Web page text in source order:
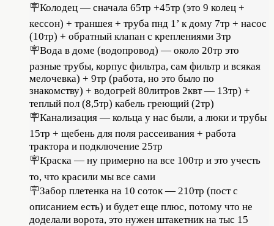
🪧Колодец — сначала 65тр +45тр (это 9 колец +
кессон) + траншея + труба пнд 1’ к дому 7тр + насос
(10тр) + обратный клапан с креплениями 3тр⠀
🪧Вода в доме (водопровод) — около 20тр это
разные трубы, корпус фильтра, сам фильтр и всякая
мелочевка) + 9тр (работа, но это было по
знакомству) + водогрей 80литров 2квт — 13тр) +
теплый пол (8,5тр) кабель греющий (2тр) ⠀
🪧Канализация — кольца у нас были, а люки и трубы
15тр + щебень для поля рассеивания + работа
трактора и подключение 25тр⠀
🪧Краска — ну примерно на все 100тр и это учесть
то, что красили мы все сами⠀
🪧Забор плетенка на 10 соток — 210тр (пост с
описанием есть) и будет еще плюс, потому что не
доделали ворота, это нужен штакетник на тыс 15⠀